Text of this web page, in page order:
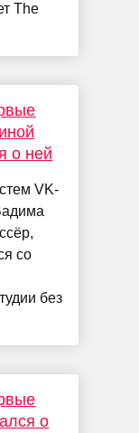
The
о ней
VK-
со
без
о